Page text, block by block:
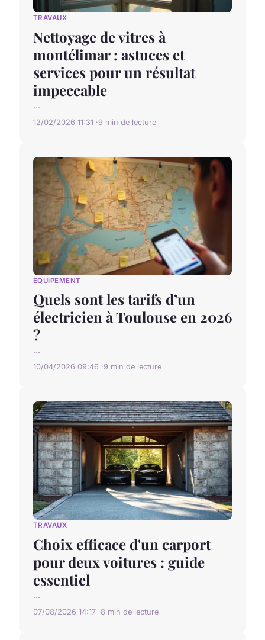
TRAVAUX
Nettoyage de vitres à
montélimar : astuces et
services pour un résultat
impeccable
...
12/02/2026 11:31 9 min de lecture
EQUIPEMENT
Quels sont les tarifs d’un
électricien à Toulouse en 2026
?
...
10/04/2026 09:46 9 min de lecture
TRAVAUX
Choix efficace d'un carport
pour deux voitures : guide
essentiel
...
07/08/2026 14:17 8 min de lecture